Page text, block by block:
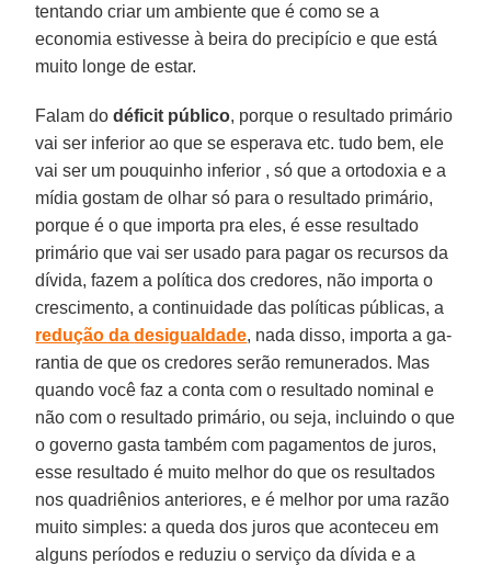
tentando criar um ambiente que é como se a
economia es­tivesse à beira do precipício e que está
muito longe de estar.
Falam dodéficit público, porque o re­sultado primário
vai ser inferior ao que se esperava etc. tudo bem, ele
vai ser um pouquinho inferior , só que a ortodoxia e a
mídia gostam de olhar só para o re­sultado primário,
porque é o que impor­ta pra eles, é esse resultado
primário que vai ser usado para pagar os recursos da
dívida, fazem a política dos credores, não importa o
crescimento, a continui­dade das políticas públicas, a
redução da desigualdade, nada disso, importa a ga­
rantia de que os credores serão remune­rados. Mas
quando você faz a conta com o resultado nominal e
não com o resul­tado primário, ou seja, incluindo o que
o governo gasta também com pagamentos de juros,
esse resultado é muito melhor do que os resultados
nos quadriênios an­teriores, e é melhor por uma razão
muito simples: a queda dos juros que aconte­ceu em
alguns períodos e reduziu o ser­viço da dívida e a